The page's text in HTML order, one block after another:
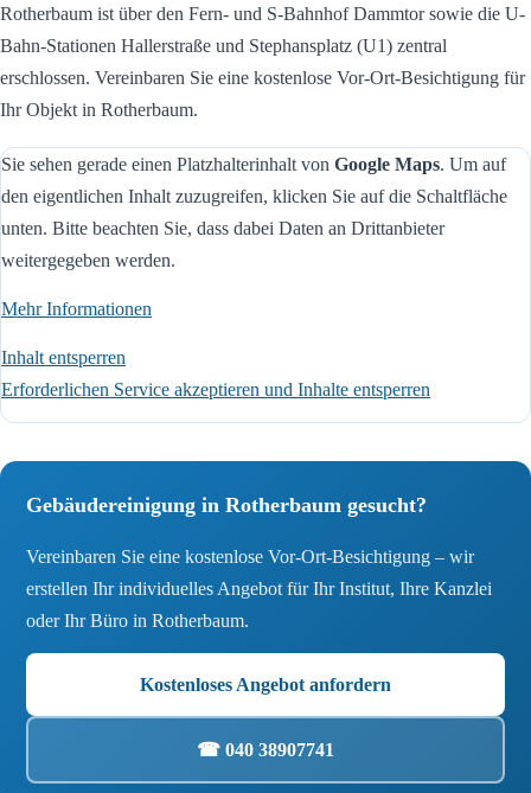
Rotherbaum ist über den Fern- und S-Bahnhof Dammtor sowie die U-
Bahn-Stationen Hallerstraße und Stephansplatz (U1) zentral
erschlossen. Vereinbaren Sie eine kostenlose Vor-Ort-Besichtigung für
Ihr Objekt in Rotherbaum.
Sie sehen gerade einen Platzhalterinhalt von Google Maps. Um auf
den eigentlichen Inhalt zuzugreifen, klicken Sie auf die Schaltfläche
unten. Bitte beachten Sie, dass dabei Daten an Drittanbieter
weitergegeben werden.
Mehr Informationen
Inhalt entsperren
Erforderlichen Service akzeptieren und Inhalte entsperren
Gebäudereinigung in Rotherbaum gesucht?
Vereinbaren Sie eine kostenlose Vor-Ort-Besichtigung – wir
erstellen Ihr individuelles Angebot für Ihr Institut, Ihre Kanzlei
oder Ihr Büro in Rotherbaum.
Kostenloses Angebot anfordern
☎ 040 38907741